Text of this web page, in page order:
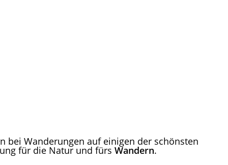
bei Wanderungen auf einigen der schönsten
für die Natur und fürs Wandern.